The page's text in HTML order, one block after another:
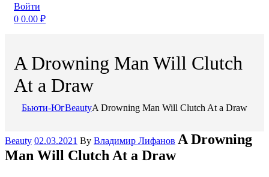
Войти
0 0.00 ₽
A Drowning Man Will Clutch
At a Draw
Бьюти-ЮгBeautyA Drowning Man Will Clutch At a Draw
Categories
Beauty 02.03.2021 By Владимир Лифанов A Drowning
Man Will Clutch At a Draw